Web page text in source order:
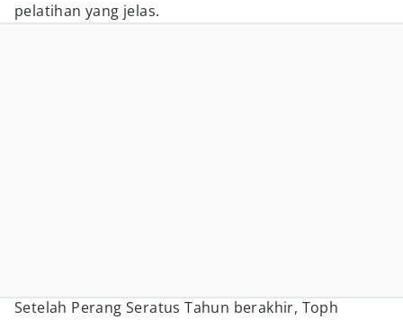
pelatihan yang jelas.
Setelah Perang Seratus Tahun berakhir, Toph